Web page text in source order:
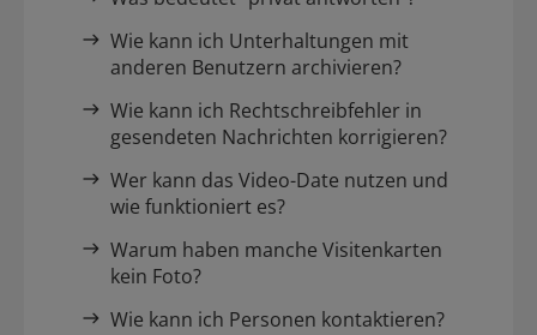
Wie kann ich Unterhaltungen mit
anderen Benutzern archivieren?
Wie kann ich Rechtschreibfehler in
gesendeten Nachrichten korrigieren?
Wer kann das Video-Date nutzen und
wie funktioniert es?
Warum haben manche Visitenkarten
kein Foto?
Wie kann ich Personen kontaktieren?